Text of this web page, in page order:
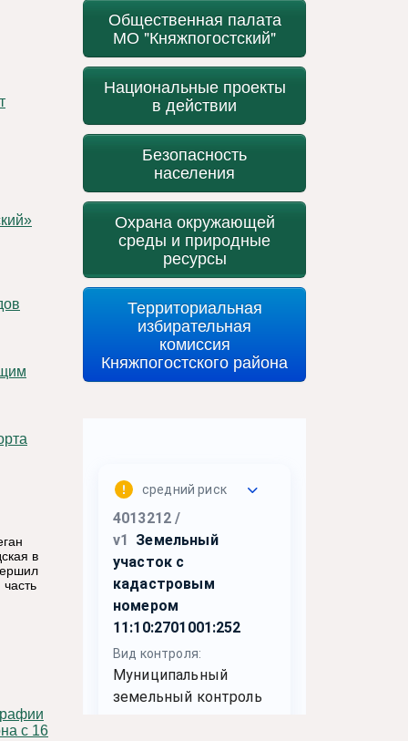
в
с 16
Общественная палата
МО "Княжпогостский"
Национальные проекты
в действии
Безопасность
населения
Охрана окружающей
среды и природные
ресурсы
Территориальная
избирательная
комиссия
Княжпогостского района